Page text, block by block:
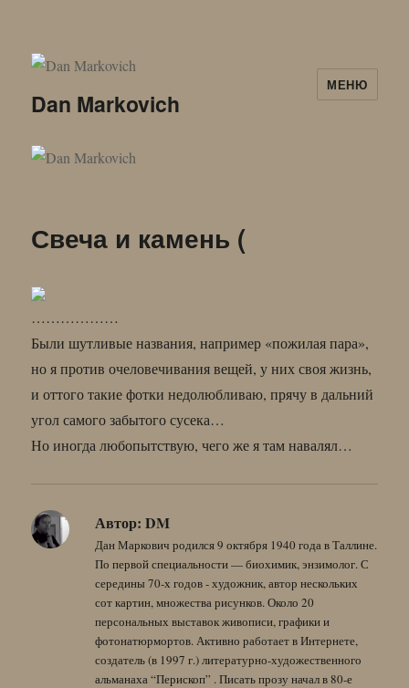
Dan Markovich
МЕНЮ
Свеча и камень (
………………
Были шутливые названия, например «пожилая пара»,
но я против очеловечивания вещей, у них своя жизнь,
и оттого такие фотки недолюбливаю, прячу в дальний
угол самого забытого сусека…
Но иногда любопытствую, чего же я там навалял…
Автор: DM
Дан Маркович родился 9 октября 1940 года в Таллине.
По первой специальности — биохимик, энзимолог. С
середины 70-х годов - художник, автор нескольких
сот картин, множества рисунков. Около 20
персональных выставок живописи, графики и
фотонатюрмортов. Активно работает в Интернете,
создатель (в 1997 г.) литературно-художественного
альманаха “Перископ” . Писать прозу начал в 80-е